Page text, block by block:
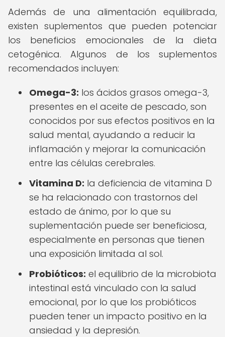
Además de una alimentación equilibrada,
existen suplementos que pueden potenciar
los beneficios emocionales de la dieta
cetogénica. Algunos de los suplementos
recomendados incluyen:
Omega-3: los ácidos grasos omega-3,
presentes en el aceite de pescado, son
conocidos por sus efectos positivos en la
salud mental, ayudando a reducir la
inflamación y mejorar la comunicación
entre las células cerebrales.
Vitamina D: la deficiencia de vitamina D
se ha relacionado con trastornos del
estado de ánimo, por lo que su
suplementación puede ser beneficiosa,
especialmente en personas que tienen
una exposición limitada al sol.
Probióticos: el equilibrio de la microbiota
intestinal está vinculado con la salud
emocional, por lo que los probióticos
pueden tener un impacto positivo en la
ansiedad y la depresión.